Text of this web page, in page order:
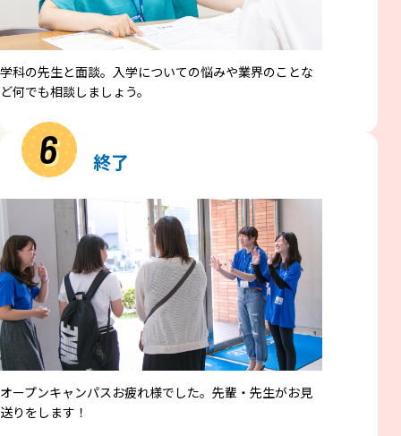
学科の先生と面談。入学についての悩みや業界のことな
ど何でも相談しましょう。
6 終了
オープンキャンパスお疲れ様でした。先輩・先生がお見
送りをします！